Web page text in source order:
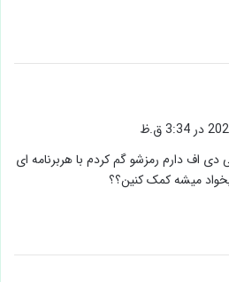
اف دارم رمزشو گم کردم با هربرنامه ای
میشه کمک کنین؟؟